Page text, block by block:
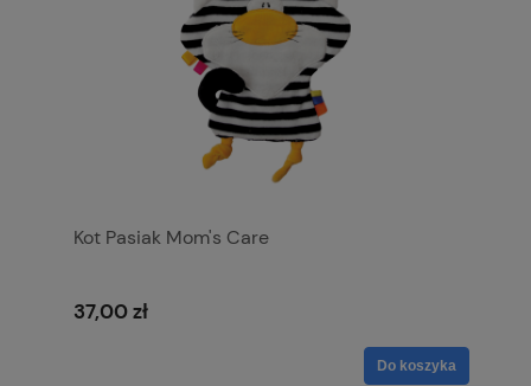
Kot Pasiak Mom's Care
37,00 zł
Do koszyka